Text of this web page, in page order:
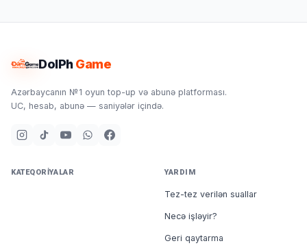
Bonus
siz saytdan məhsul aldıqca balansınıza yığılır. Hər
yığdıqdan sonra
BURADAN
məhsulları DolPh Game'da.
ən yeni məhsullara sahib ol.
DolPhGame
Azərbaycanın №1 oyun top-up və abunə platforması.
UC, hesab, abunə — saniyələr içində.
KATEQORIYALAR YARDIM
Tez-tez verilən suallar
Necə işləyir?
Geri qaytarma